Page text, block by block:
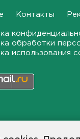
на
Контакты
обработки
использования
жизни в